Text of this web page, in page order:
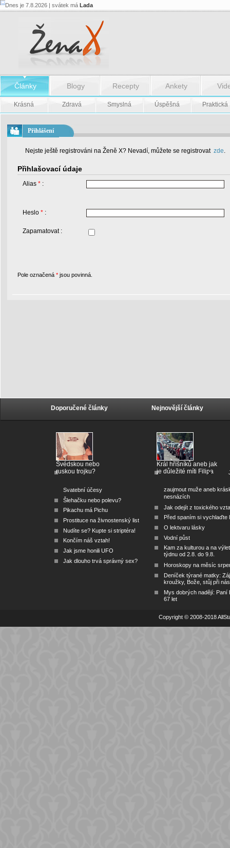
Dnes je 7.8.2026 | svátek má Lada
Články Blogy Recepty Ankety
Krásná Zdravá Smyslná Úspěšná Praktická
Přihlášení
Nejste ještě registrováni na Ženě X? Nevadí, můžete se registrovat zde.
Přihlašovací údaje
Alias * :
Heslo * :
Zapamatovat :
Pole označená * jsou povinná.
Doporučené články
Švédskou nebo
ruskou trojku?
Svatební účesy
Šlehačku nebo polevu?
Pikachu má Pichu
Prostituce na živnostenský list
Nudíte se? Kupte si striptéra!
Končím náš vztah!
Jak jsme honili UFO
Jak dlouho trvá správný sex?
Nejnovější články
Král hříšníků aneb jak
je důležité míti Filipa
zaujmout muže aneb
nesnázích
Jak odejít z toxického
Před spaním si vychlaďte
O lektvaru lásky
Vodní půst
Kam za kulturou a na
týdnu od 2.8. do 9.8.
Horoskopy na měsíc
Deníček týrané matky:
kroužky, Bože, stůj při nás
Mys dobrých nadějí: Paní
67 let
Copyright © 2008-2018